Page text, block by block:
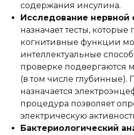
содержания инсулина.
Исследование нервной
назначает тесты,
когнитивные функции
интеллектуальные
проверке
(в том числе глубинные).
назначается
процедура позволяет
электрическую
Бактериологический